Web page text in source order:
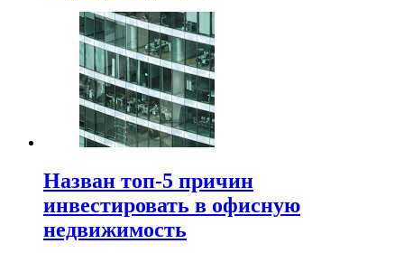
Назван топ-5 причин
инвестировать в офисную
недвижимость